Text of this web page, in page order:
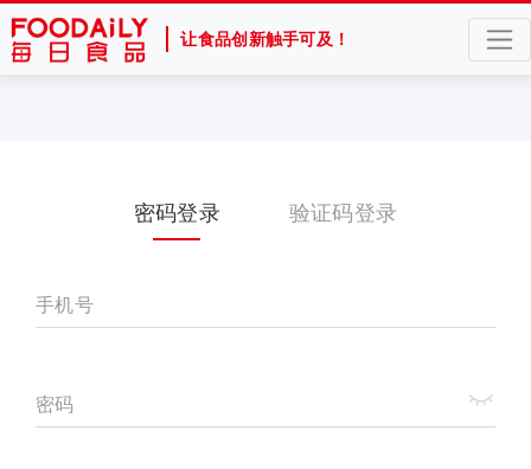
让食品创新触手可及！
密码登录 验证码登录
手机号
密码